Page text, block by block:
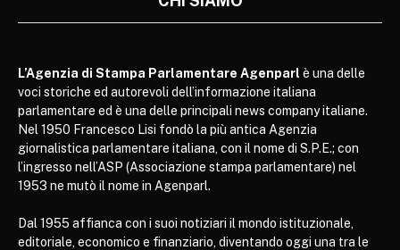
L’Agenzia di Stampa Parlamentare Agenparl è una delle
voci storiche ed autorevoli dell’informazione italiana
parlamentare ed è una delle principali news company italiane.
Nel 1950 Francesco Lisi fondò la più antica Agenzia
giornalistica parlamentare italiana, con il nome di S.P.E.; con
l’ingresso nell’ASP (Associazione stampa parlamentare) nel
1953 ne mutò il nome in Agenparl.
Dal 1955 affianca con i suoi notiziari il mondo istituzionale,
editoriale, economico e finanziario, diventando oggi una tra le